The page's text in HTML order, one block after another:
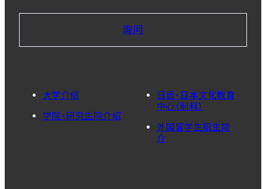
询问
大学介绍
学院・研究生院介绍
日语・日本文化教育
中心（别科）
外国留学生招生简
介